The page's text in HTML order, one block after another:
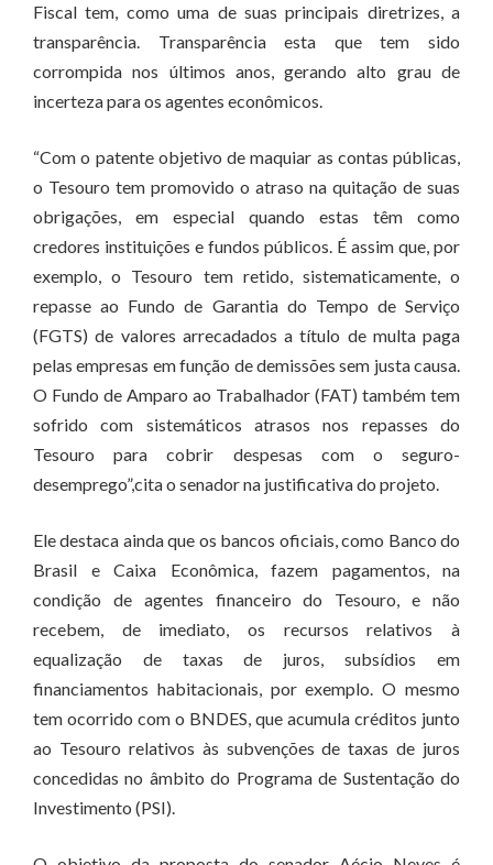
Fiscal tem, como uma de suas principais diretrizes, a
transparência. Transparência esta que tem sido
corrompida nos últimos anos, gerando alto grau de
incerteza para os agentes econômicos.
“Com o patente objetivo de maquiar as contas públicas,
o Tesouro tem promovido o atraso na quitação de suas
obrigações, em especial quando estas têm como
credores instituições e fundos públicos. É assim que, por
exemplo, o Tesouro tem retido, sistematicamente, o
repasse ao Fundo de Garantia do Tempo de Serviço
(FGTS) de valores arrecadados a título de multa paga
pelas empresas em função de demissões sem justa causa.
O Fundo de Amparo ao Trabalhador (FAT) também tem
sofrido com sistemáticos atrasos nos repasses do
Tesouro para cobrir despesas com o seguro-
desemprego”,cita o senador na justificativa do projeto.
Ele destaca ainda que os bancos oficiais, como Banco do
Brasil e Caixa Econômica, fazem pagamentos, na
condição de agentes financeiro do Tesouro, e não
recebem, de imediato, os recursos relativos à
equalização de taxas de juros, subsídios em
financiamentos habitacionais, por exemplo. O mesmo
tem ocorrido com o BNDES, que acumula créditos junto
ao Tesouro relativos às subvenções de taxas de juros
concedidas no âmbito do Programa de Sustentação do
Investimento (PSI).